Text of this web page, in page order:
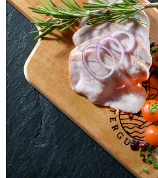
Laacher Bio Schwein Kassler
gepökelt, geräuchert und
WISSEN wo`s herkommt!
2,99€